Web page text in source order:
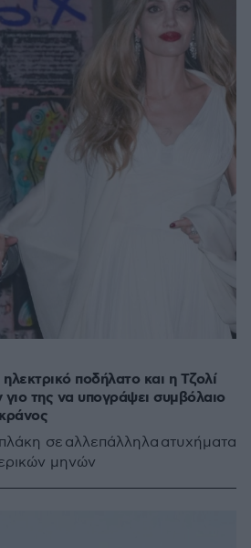
ποδήλατο και η Τζολί
της να υπογράψει συμβόλαιο
σε αλλεπάλληλα ατυχήματα
μηνών